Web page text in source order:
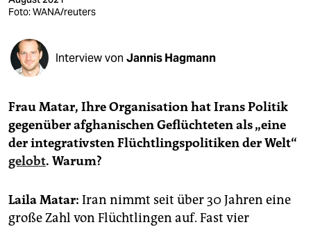
shop
fragen & hilfe
unterstützen
genossenschaft
epaper login
Foto: WANA/reuters
Interview von Jannis Hagmann
Frau Matar, Ihre Organisation hat Irans Politik
gegenüber afghanischen Geflüchteten als „eine
der integrativsten Flüchtlingspolitiken der Welt“
gelobt. Warum?
Laila Matar: Iran nimmt seit über 30 Jahren eine
große Zahl von Flüchtlingen auf. Fast vier